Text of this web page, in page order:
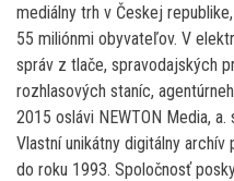
mediálny trh v Českej
55 miliónmi obyvateľov. V
správ z tlače, spravodajských
rozhlasových staníc,
2015 oslávi NEWTON Media,
Vlastní unikátny digitálny archív
do roku 1993. Spoločnosť